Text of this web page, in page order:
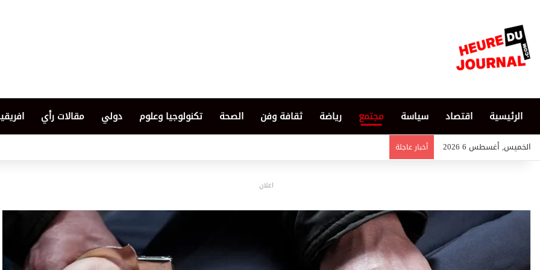
الرئيسية اقتصاد سياسة مجتمع رياضة ثقافة وفن الصحة تكنولوجيا وعلوم دولي مقالات رأي
الخميس, أغسطس 6 2026 أخبار عاجلة
اعلان